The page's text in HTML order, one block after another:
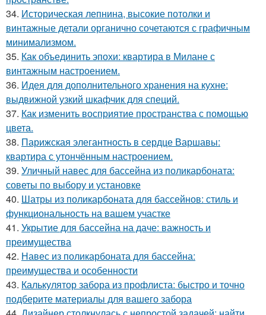
34. Историческая лепнина, высокие потолки и
винтажные детали органично сочетаются с графичным
минимализмом.
35. Как объединить эпохи: квартира в Милане с
винтажным настроением.
36. Идея для дополнительного хранения на кухне:
выдвижной узкий шкафчик для специй.
37. Как изменить восприятие пространства с помощью
цвета.
38. Парижская элегантность в сердце Варшавы:
квартира с утончённым настроением.
39. Уличный навес для бассейна из поликарбоната:
советы по выбору и установке
40. Шатры из поликарбоната для бассейнов: стиль и
функциональность на вашем участке
41. Укрытие для бассейна на даче: важность и
преимущества
42. Навес из поликарбоната для бассейна:
преимущества и особенности
43. Калькулятор забора из профлиста: быстро и точно
подберите материалы для вашего забора